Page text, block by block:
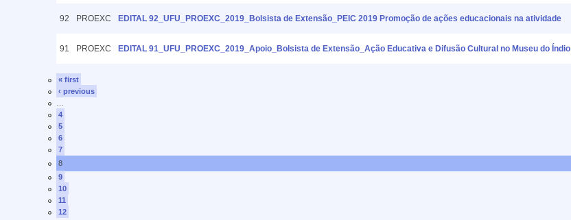
92 PROEXC EDITAL 92_UFU_PROEXC_2019_Bolsista de Extensão_PEIC 2019 Promoção de ações educacionais na atividade
91 PROEXC EDITAL 91_UFU_PROEXC_2019_Apoio_Bolsista de Extensão_Ação Educativa e Difusão Cultural no Museu do Índio
« first
‹ previous
4
5
6
7
8
9
10
11
12